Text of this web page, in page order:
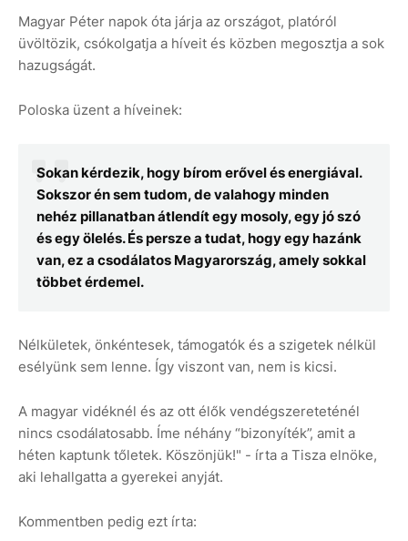
Magyar Péter napok óta járja az országot, platóról
üvöltözik, csókolgatja a híveit és közben megosztja a sok
hazugságát.
Poloska üzent a híveinek:
Sokan kérdezik, hogy bírom erővel és energiával.
Sokszor én sem tudom, de valahogy minden
nehéz pillanatban átlendít egy mosoly, egy jó szó
és egy ölelés. És persze a tudat, hogy egy hazánk
van, ez a csodálatos Magyarország, amely sokkal
többet érdemel.
Nélkületek, önkéntesek, támogatók és a szigetek nélkül
esélyünk sem lenne. Így viszont van, nem is kicsi.
A magyar vidéknél és az ott élők vendégszereteténél
nincs csodálatosabb. Íme néhány “bizonyíték”, amit a
héten kaptunk tőletek. Köszönjük!" - írta a Tisza elnöke,
aki lehallgatta a gyerekei anyját.
Kommentben pedig ezt írta: